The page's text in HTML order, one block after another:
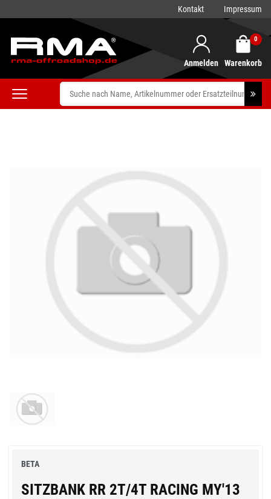
Kontakt Impressum
Anmelden
0
Warenkorb
BETA
SITZBANK RR 2T/4T RACING MY'13